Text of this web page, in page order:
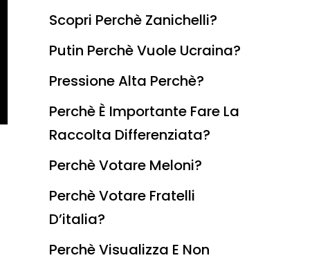
Scopri Perchè Zanichelli?
Putin Perchè Vuole Ucraina?
Pressione Alta Perchè?
Perchè È Importante Fare La
Raccolta Differenziata?
Perchè Votare Meloni?
Perchè Votare Fratelli
D’italia?
Perchè Visualizza E Non